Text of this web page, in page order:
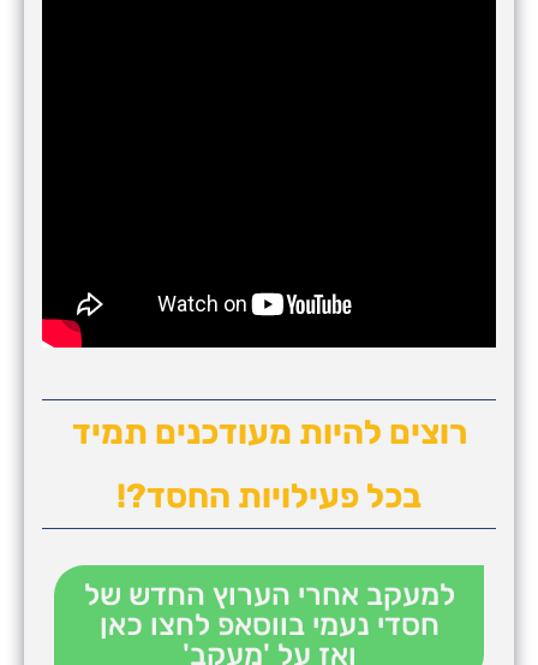
רוצים להיות מעודכנים תמיד
בכל פעילויות החסד?!
למעקב אחרי הערוץ החדש של
חסדי נעמי בווסאפ לחצו כאן
ואז על 'מעקב'